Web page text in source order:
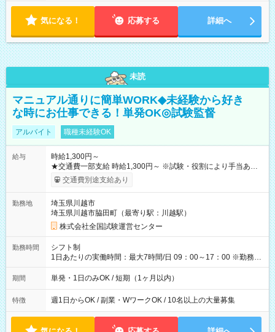
気になる！ 応募する 詳細へ
未読
マニュアル通りに簡単WORK◆未経験から好き
な時にお仕事できる！単発OK◎試験監督
アルバイト 職種未経験OK
給与
時給1,300円～
★交通費一部支給 時給1,300円～ ※試験・役割により手当あり
※勤務回数により昇給あり 【即給（前払い）オプションあ
り！】 希望される場合、勤務から1週間ほどで給与の一部を受け
例】 ・河合塾模擬試験 8:30～17:30（休憩1時間） 時給1,300円
×8時間＝日収10,400円＋交通費 ※当日の役割により時給＋100
円の場合あり ・国家試験 7:00～13:30（休憩なし） 時給1,300
円（役割手当＋100円）×6時間＝日収8,400円＋交通費 【試用期
間】試用期間なし
交通費別途支給あり
勤務地
埼玉県川越市
埼玉県川越市脇田町（最寄り駅：川越駅）
株式会社全国試験運営センター
勤務時間
シフト制
1日あたりの実働時間：最大7時間/日 09：00～17：00 ※勤務時
間は 試験により異なります。
期間 単発・1日のみOK / 短期（1ヶ月以内）
特徴 週1日からOK / 副業・WワークOK / 10名以上の大量募集